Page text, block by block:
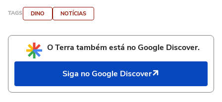
TAGS DINO NOTÍCIAS
O Terra também está no Google Discover.
Siga no Google Discover